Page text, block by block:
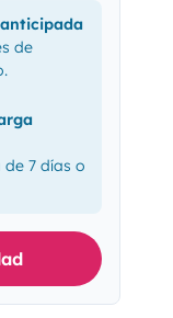
de
7 días o